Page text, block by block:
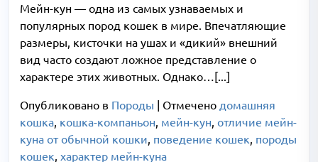
Мейн-кун — одна из самых узнаваемых и
популярных пород кошек в мире. Впечатляющие
размеры, кисточки на ушах и «дикий» внешний
вид часто создают ложное представление о
характере этих животных. Однако…[...]
Опубликовано в Породы | Отмечено домашняя
кошка, кошка-компаньон, мейн-кун, отличие мейн-
куна от обычной кошки, поведение кошек, породы
кошек, характер мейн-куна